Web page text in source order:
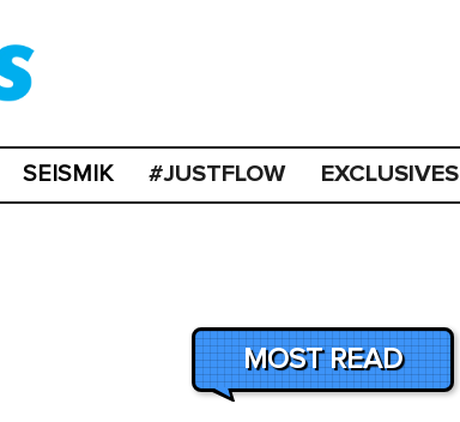
SEISMIK #JUSTFLOW EXCLUSIVES
MOST READ